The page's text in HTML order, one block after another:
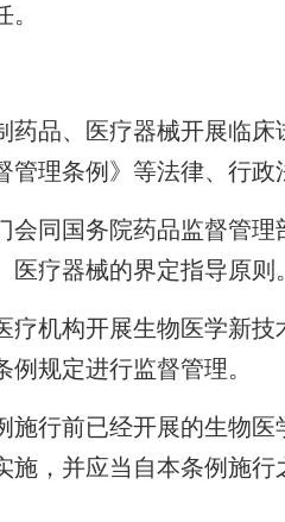
、医疗器械开展临床
管理条例》等法律、行政
同国务院药品监督管理
医疗器械的界定指导原则
构开展生物医学新技
规定进行监督管理。
前已经开展的生物医
施，并应当自本条例施